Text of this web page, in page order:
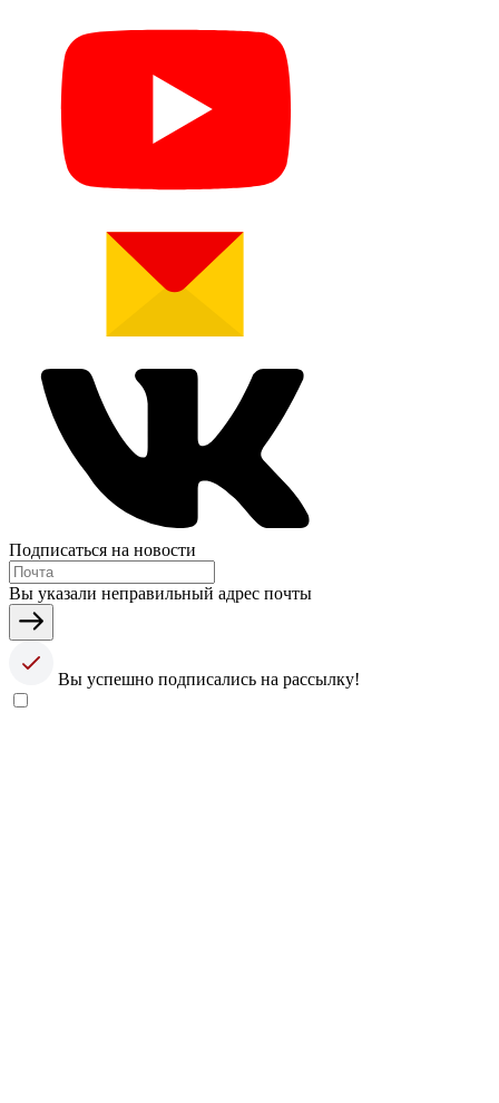
Подписаться на новости
Вы указали неправильный адрес почты
Вы успешно подписались на рассылку!